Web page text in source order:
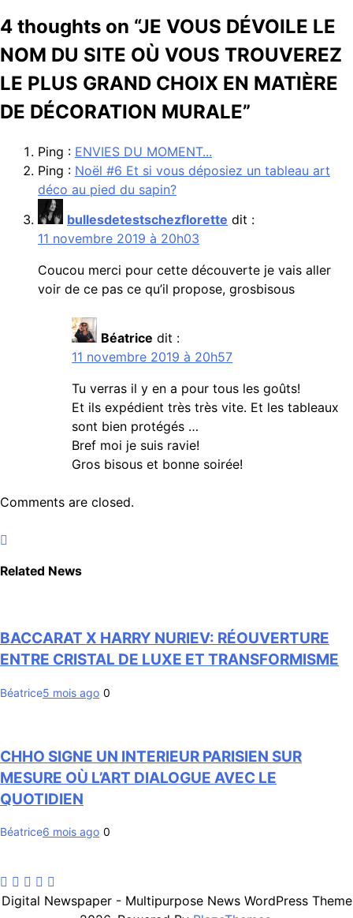
4 thoughts on “JE VOUS DÉVOILE LE
NOM DU SITE OÙ VOUS TROUVEREZ
LE PLUS GRAND CHOIX EN MATIÈRE
DE DÉCORATION MURALE”
Ping : ENVIES DU MOMENT...
Ping : Noël #6 Et si vous déposiez un tableau art
déco au pied du sapin?
bullesdetestschezflorette dit :
11 novembre 2019 à 20h03
Coucou merci pour cette découverte je vais aller
voir de ce pas ce qu’il propose, grosbisous
Béatrice dit :
11 novembre 2019 à 20h57
Tu verras il y en a pour tous les goûts!
Et ils expédient très très vite. Et les tableaux
sont bien protégés …
Bref moi je suis ravie!
Gros bisous et bonne soirée!
Comments are closed.
Related News
BACCARAT X HARRY NURIEV: RÉOUVERTURE
ENTRE CRISTAL DE LUXE ET TRANSFORMISME
Béatrice5 mois ago 0
CHHO SIGNE UN INTERIEUR PARISIEN SUR
MESURE OÙ L’ART DIALOGUE AVEC LE
QUOTIDIEN
Béatrice6 mois ago 0
Digital Newspaper - Multipurpose News WordPress Theme